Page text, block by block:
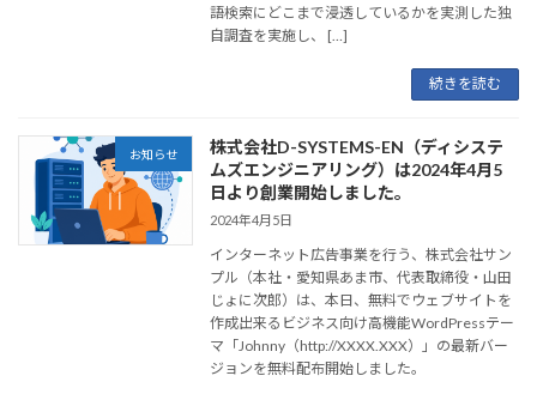
語検索にどこまで浸透しているかを実測した独
自調査を実施し、 […]
続きを読む
お知らせ
株式会社D-SYSTEMS-EN（ディシステ
ムズエンジニアリング）は2024年4月5
日より創業開始しました。
2024年4月5日
インターネット広告事業を行う、株式会社サン
プル（本社・愛知県あま市、代表取締役・山田
じょに次郎）は、本日、無料でウェブサイトを
作成出来るビジネス向け高機能WordPressテー
マ「Johnny（http://XXXX.XXX）」の最新バー
ジョンを無料配布開始しました。